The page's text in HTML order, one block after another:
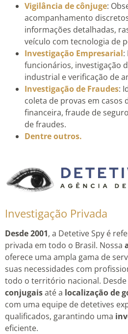
Vigilância de cônjuge:
acompanhamento
informações detalhadas,
veículo com tecnologia de
Investigação Empresarial:
funcionários, investigação
industrial e verificação de
Investigação de Fraudes:
coleta de provas em casos
financeira, fraude de
de fraudes.
Dentre outros.
Investigação Privada
Desde 2001, a Detetive Spy é
privada em todo o Brasil. Nossa
oferece uma ampla gama de
suas necessidades com
todo o território nacional. Desde
conjugaisaté a localização de
com uma equipe de detetives
qualificados, garantindo uma
eficiente.